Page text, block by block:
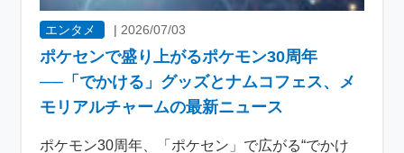
エンタメ | 2026/07/03
ポケセンで盛り上がるポケモン30周年
──「でかける」グッズとナムコフェス、メ
モリアルチャームの最新ニュース
ポケモン30周年、「ポケセン」で広がる“でかけ